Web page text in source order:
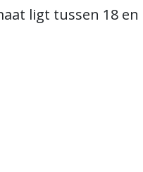
ligt tussen 18 en